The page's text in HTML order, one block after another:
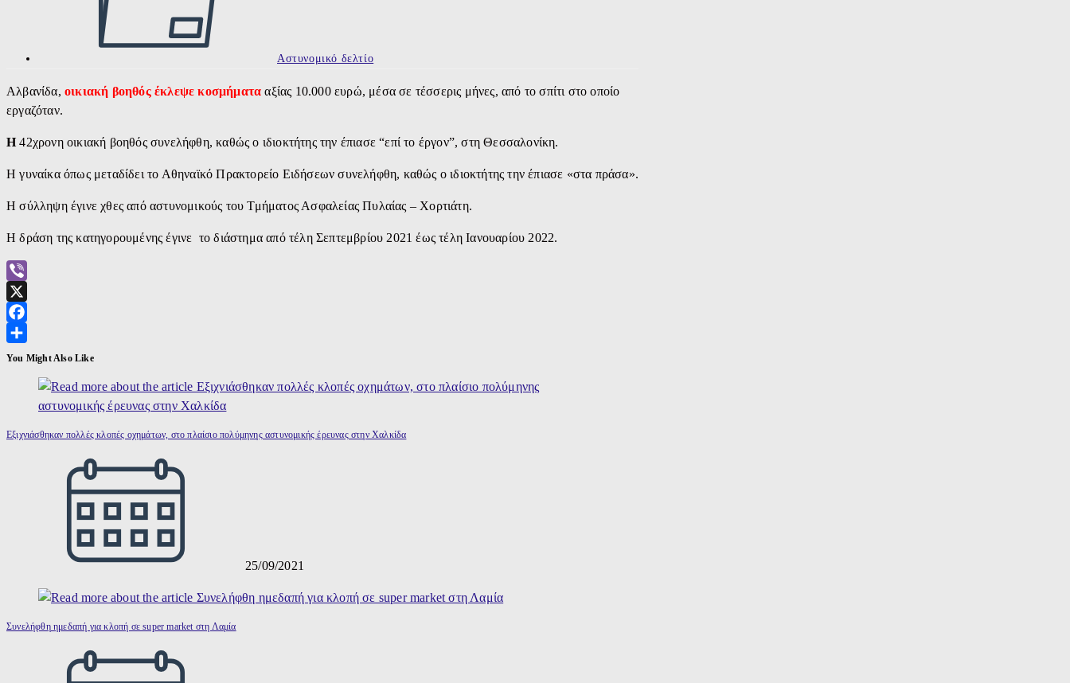
Αστυνομικό δελτίο
Αλβανίδα, οικιακή βοηθός έκλεψε κοσμήματα αξίας 10.000 ευρώ, μέσα σε τέσσερις μήνες, από το σπίτι στο οποίο
εργαζόταν.
Η42χρονη οικιακή βοηθός συνελήφθη, καθώς ο ιδιοκτήτης την έπιασε “επί το έργον”, στη Θεσσαλονίκη.
Η γυναίκα όπως μεταδίδει το Αθηναϊκό Πρακτορείο Ειδήσεων συνελήφθη, καθώς ο ιδιοκτήτης την έπιασε «στα πράσα».
Η σύλληψη έγινε χθες από αστυνομικούς του Τμήματος Ασφαλείας Πυλαίας – Χορτιάτη.
Η δράση της κατηγορουμένης έγινε το διάστημα από τέλη Σεπτεμβρίου 2021 έως τέλη Ιανουαρίου 2022.
Viber
X
Facebook
Μοιραστείτε
You Might Also Like
Εξιχνιάσθηκαν πολλές κλοπές οχημάτων, στο πλαίσιο πολύμηνης αστυνομικής έρευνας στην Χαλκίδα
25/09/2021
Συνελήφθη ημεδαπή για κλοπή σε super market στη Λαμία